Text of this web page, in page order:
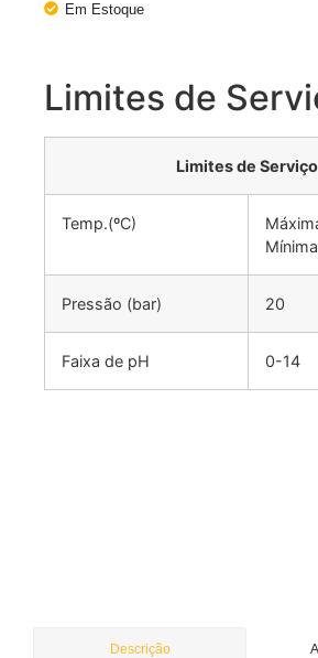
Em Estoque
Limites de
Limites de Serviço
Temp.(ºC)
Pressão (bar) 20
Faixa de pH 0-14
Descrição